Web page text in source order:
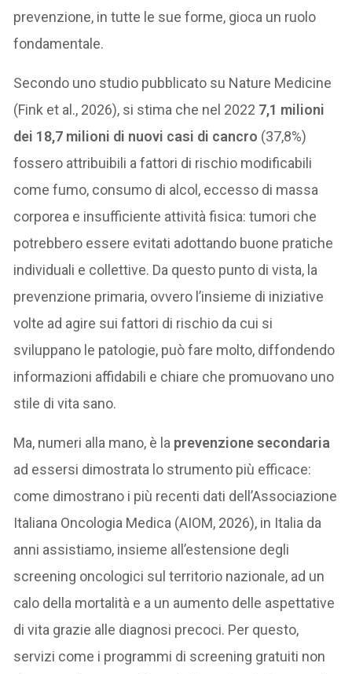
prevenzione, in tutte le sue forme, gioca un ruolo
fondamentale.
Secondo uno studio pubblicato su Nature Medicine
(Fink et al., 2026), si stima che nel 2022 7,1 milioni
dei 18,7 milioni di nuovi casi di cancro (37,8%)
fossero attribuibili a fattori di rischio modificabili
come fumo, consumo di alcol, eccesso di massa
corporea e insufficiente attività fisica: tumori che
potrebbero essere evitati adottando buone pratiche
individuali e collettive. Da questo punto di vista, la
prevenzione primaria, ovvero l’insieme di iniziative
volte ad agire sui fattori di rischio da cui si
sviluppano le patologie, può fare molto, diffondendo
informazioni affidabili e chiare che promuovano uno
stile di vita sano.
Ma, numeri alla mano, è la prevenzione secondaria
ad essersi dimostrata lo strumento più efficace:
come dimostrano i più recenti dati dell’Associazione
Italiana Oncologia Medica (AIOM, 2026), in Italia da
anni assistiamo, insieme all’estensione degli
screening oncologici sul territorio nazionale, ad un
calo della mortalità e a un aumento delle aspettative
di vita grazie alle diagnosi precoci. Per questo,
servizi come i programmi di screening gratuiti non